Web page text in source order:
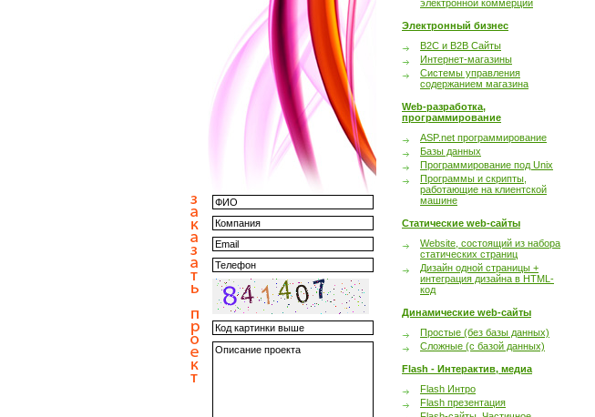
электронной коммерции
Электронный бизнес
B2C и B2B Сайты
Интернет-магазины
Системы управления
содержанием магазина
Web-разработка,
программирование
ASP.net программирование
Базы данных
Программирование под Unix
Программы и скрипты,
работающие на клиентской
машине
Статические web-сайты
Website, состоящий из набора
статических страниц
Дизайн одной страницы +
интеграция дизайна в HTML-
код
Динамические web-сайты
Простые (без базы данных)
Сложные (с базой данных)
Flash - Интерактив, медиа
Flash Интро
Flash презентация